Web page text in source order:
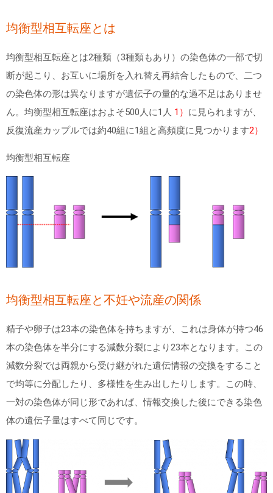
均衡型相互転座とは
均衡型相互転座とは2種類（3種類もあり）の染色体の一部で切
断が起こり、お互いに場所を入れ替え再結合したもので、二つ
の染色体の形は異なりますが遺伝子の量的な過不足はありませ
ん。均衡型相互転座はおよそ500人に1 人 1） に見られますが、
反復流産カップルでは約40組に1組と高頻度に見つかります2）
均衡型相互転座
均衡型相互転座と不妊や流産の関係
精子や卵子は23本の染色体を持ちますが、これは身体が持つ46
本の染色体を半分にする減数分裂により23本となります。この
減数分裂では両親から受け継がれた遺伝情報の交換をすること
で均等に分配したり、多様性を生み出したりします。この時、
一対の染色体が同じ形であれば、情報交換した後にできる染色
体の遺伝子量はすべて同じです。